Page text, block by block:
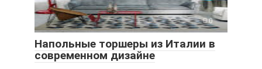
0
Напольные торшеры из Италии в
современном дизайне